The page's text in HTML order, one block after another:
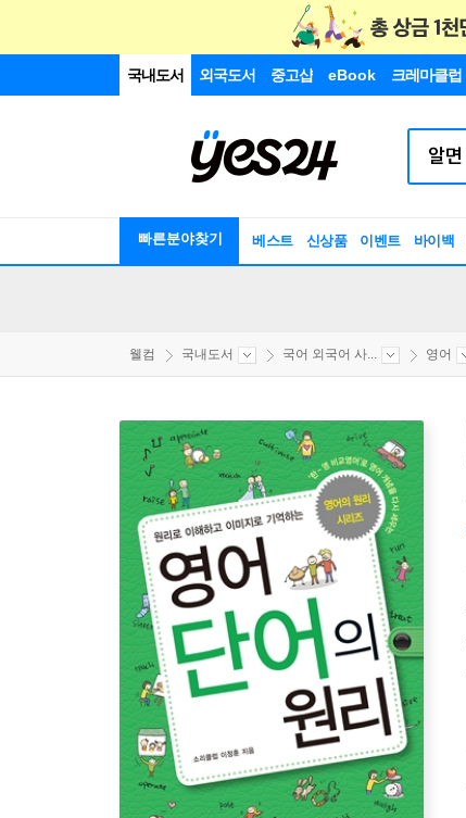
국내도서 외국도서 중고샵 eBook 크레마클럽
빠른분야찾기 베스트 신상품 이벤트 바이백
웰컴 국내도서 국어 외국어 사... 영어